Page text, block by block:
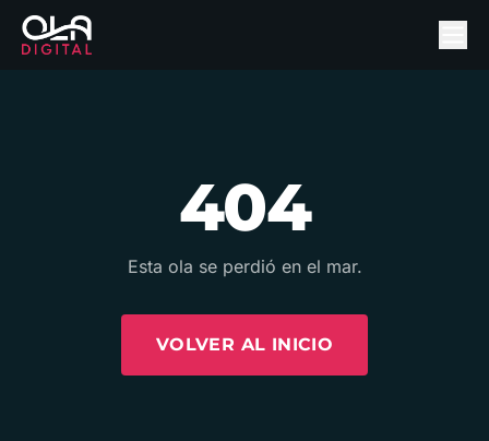
404
Esta ola se perdió en el mar.
VOLVER AL INICIO